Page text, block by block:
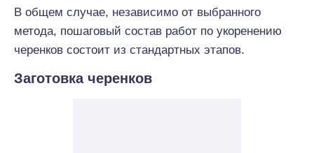
В общем случае, независимо от выбранного
метода, пошаговый состав работ по укоренению
черенков состоит из стандартных этапов.
Заготовка черенков